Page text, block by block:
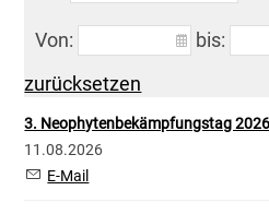
Von: bis:
zurücksetzen
3. Neophytenbekämpfungstag 2026
11.08.2026
E-Mail